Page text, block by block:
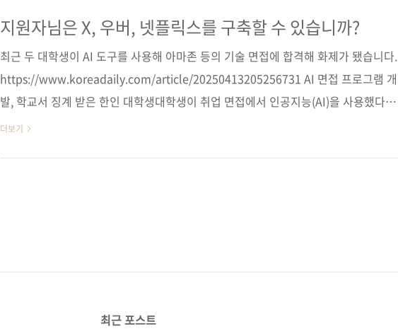
도 체계적으로 학습할 수 있게 구성했다. 도서구매 사이트(가나다순) [교보문고] [도서
북스]..
지원자님은 X, 우버, 넷플릭스를 구축할 수 있습니까?
최근 두 대학생이 AI 도구를 사용해 아마존 등의 기술 면접에 합격해 화제가 됐습니다.
https://www.koreadaily.com/article/20250413205256731 AI 면접 프로그램 개
발, 학교서 징계 받은 한인 대학생대학생이 취업 면접에서 인공지능(AI)을 사용했다면
징계 사유가 될까. 컬럼비아대에 재학 중인 한인 대학생이 AI를 활용한 면접 보조 프로
더보기
최근 포스트